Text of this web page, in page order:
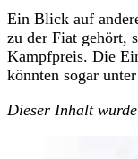
Ein Blick auf
zu der Fiat gehört,
Kampfpreis. Die
könnten sogar
Dieser Inhalt